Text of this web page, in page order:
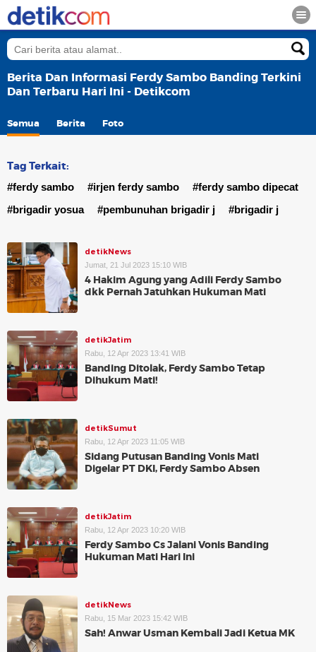
Berita Dan Informasi Ferdy Sambo Banding Terkini
Dan Terbaru Hari Ini - Detikcom
Semua Berita Foto
Tag Terkait:
#ferdy sambo #irjen ferdy sambo
#ferdy sambo dipecat
#brigadir yosua
#pembunuhan brigadir j #brigadir j
detikNews
Jumat, 21 Jul 2023 15:10 WIB
4 Hakim Agung yang Adili Ferdy Sambo
dkk Pernah Jatuhkan Hukuman Mati
detikJatim
Rabu, 12 Apr 2023 13:41 WIB
Banding Ditolak, Ferdy Sambo Tetap
Dihukum Mati!
detikSumut
Rabu, 12 Apr 2023 11:05 WIB
Sidang Putusan Banding Vonis Mati
Digelar PT DKI, Ferdy Sambo Absen
detikJatim
Rabu, 12 Apr 2023 10:20 WIB
Ferdy Sambo Cs Jalani Vonis Banding
Hukuman Mati Hari Ini
detikNews
Rabu, 15 Mar 2023 15:42 WIB
Sah! Anwar Usman Kembali Jadi Ketua MK